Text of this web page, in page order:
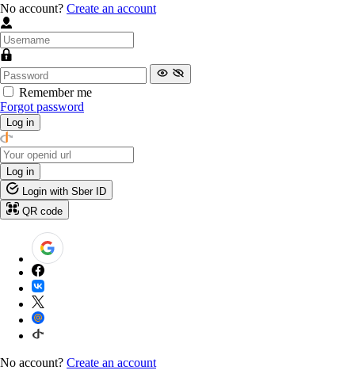
No account? Create an account
Remember me
Forgot password
Log in
Log in
Login with Sber ID
QR code
No account? Create an account